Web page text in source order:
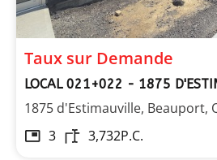
Taux sur Demande
LOCAL 021+022 - 1875
1875 d'Estimauville, Beauport,
3
3,732P.C.